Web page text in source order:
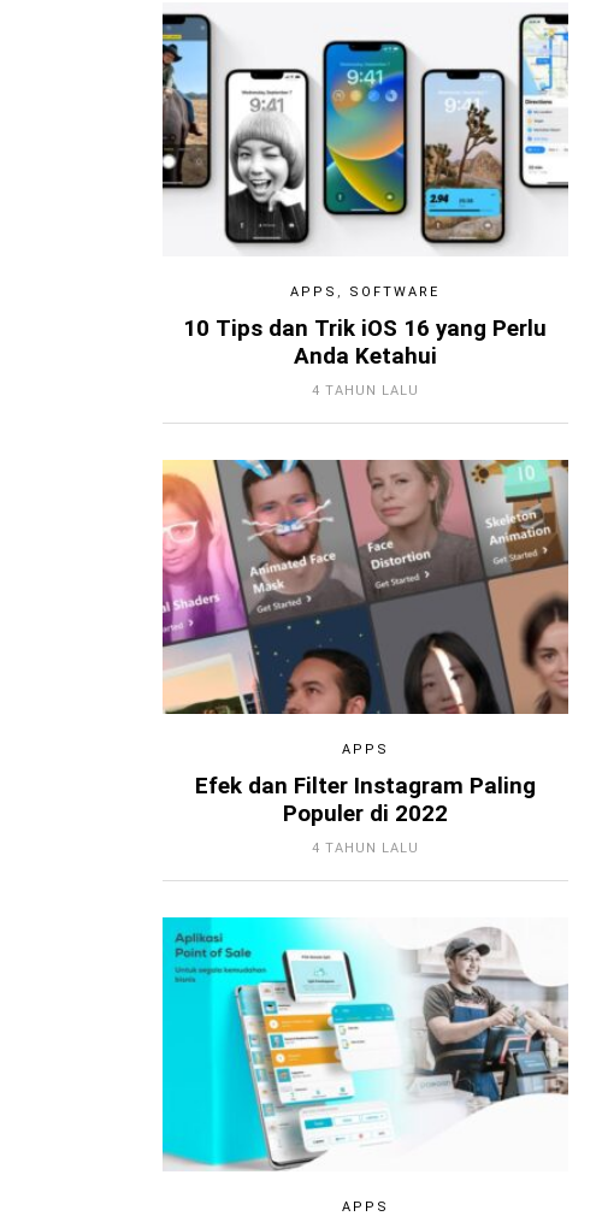
APPS , SOFTWARE
10 Tips dan Trik iOS 16 yang Perlu
Anda Ketahui
4 TAHUN LALU
APPS
Efek dan Filter Instagram Paling
Populer di 2022
4 TAHUN LALU
APPS